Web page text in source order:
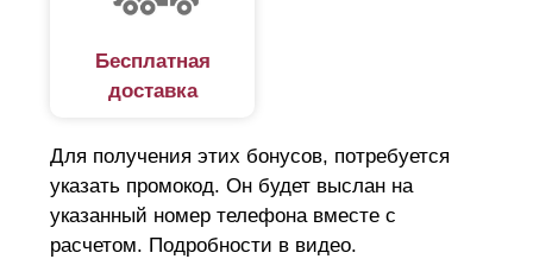
Бесплатная
доставка
Для получения этих бонусов, потребуется
указать промокод. Он будет выслан на
указанный номер телефона вместе с
расчетом. Подробности в видео.